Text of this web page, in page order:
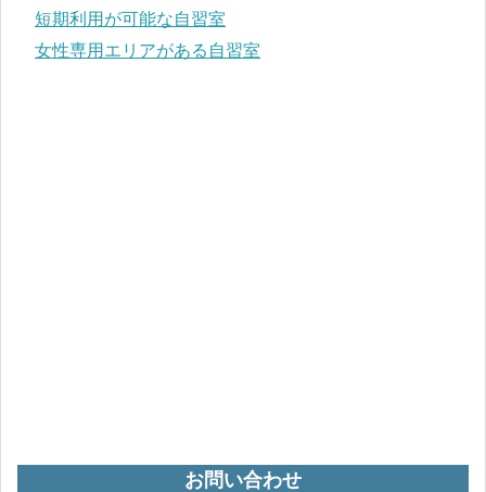
短期利用が可能な自習室
女性専用エリアがある自習室
お問い合わせ